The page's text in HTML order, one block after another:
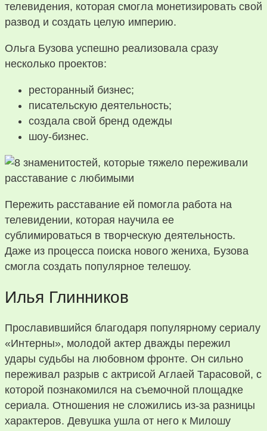
телевидения, которая смогла монетизировать свой
развод и создать целую империю.
Ольга Бузова успешно реализовала сразу
несколько проектов:
ресторанный бизнес;
писательскую деятельность;
создала свой бренд одежды
шоу-бизнес.
Пережить расставание ей помогла работа на
телевидении, которая научила ее
сублимироваться в творческую деятельность.
Даже из процесса поиска нового жениха, Бузова
смогла создать популярное телешоу.
Илья Глинников
Прославившийся благодаря популярному сериалу
«Интерны», молодой актер дважды пережил
удары судьбы на любовном фронте. Он сильно
переживал разрыв с актрисой Аглаей Тарасовой, с
которой познакомился на съемочной площадке
сериала. Отношения не сложились из-за разницы
характеров. Девушка ушла от него к Милошу